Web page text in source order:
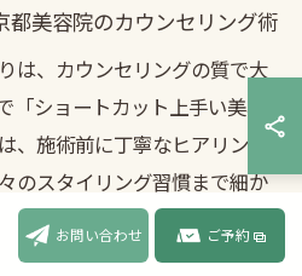
都美容院のカウンセリング術
は、カウンセリングの質で大
ショートカット上手い美容
、施術前に丁寧なヒアリング
のスタイリング習慣まで細か
タイリング剤を使うか」「朝
お問い合わせ ご予約